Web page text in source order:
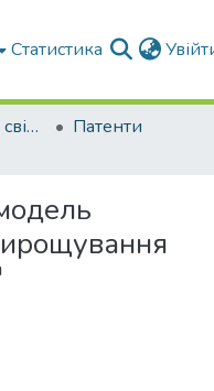
Статистика
Патенти та авторські свідоцтва
Патенти